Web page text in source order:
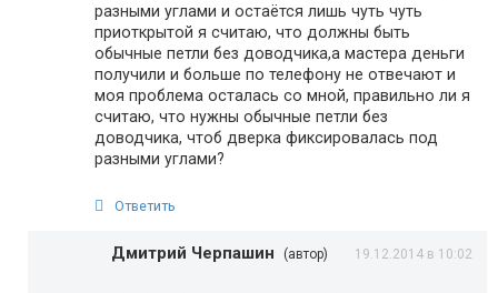
разными углами и остаётся лишь чуть чуть
приоткрытой я считаю, что должны быть
обычные петли без доводчика,а мастера деньги
получили и больше по телефону не отвечают и
моя проблема осталась со мной, правильно ли я
считаю, что нужны обычные петли без
доводчика, чтоб дверка фиксировалась под
разными углами?
Ответить
Дмитрий Черпашин (автор) 19.12.2014 в 10:02